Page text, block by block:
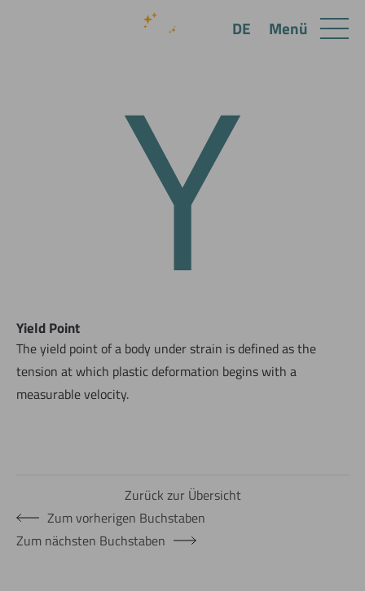
Y
Yield Point
The yield point of a body under strain is defined as the
tension at which plastic deformation begins with a
measurable velocity.
Zum vorherigen Buchstaben
Zurück zur Übersicht
Zum nächsten Buchstaben
Menü
DE